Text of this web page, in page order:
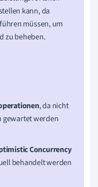
kann, da
müssen, um
zu beheben.
, da nicht
gewartet werden
Concurrency
behandelt werden